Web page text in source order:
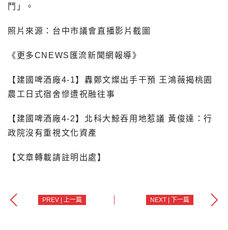
鬥」。
照片來源：台中市議會直播影片截圖
《更多CNEWS匯流新聞網報導》
【建國啤酒廠4-1】轟鄭文燦出手干預 王鴻薇揭桃園
農工日式宿舍慘遭祝融往事
【建國啤酒廠4-2】北科大鯨吞用地惹議 黃俊達：行
政院沒有重視文化資產
【文章轉載請註明出處】
PREV | 上一篇 NEXT | 下一篇